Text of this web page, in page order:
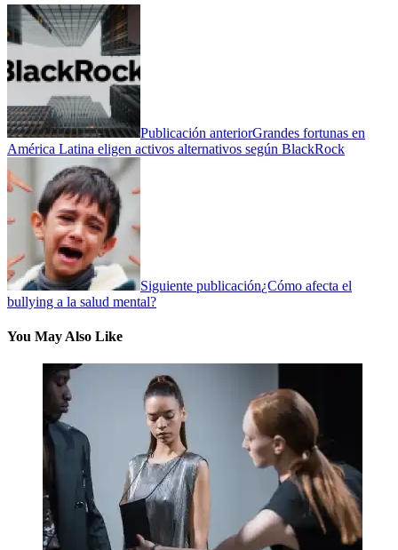
Publicación anteriorGrandes fortunas en
América Latina eligen activos alternativos según BlackRock
Siguiente publicación¿Cómo afecta el
bullying a la salud mental?
You May Also Like